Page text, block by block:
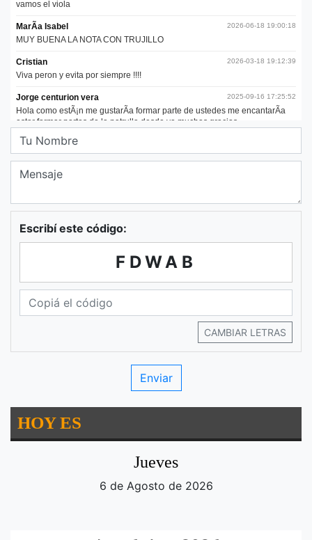
Escribí este código:
FDWAB
CAMBIAR LETRAS
HOY ES
Jueves
6 de Agosto de 2026